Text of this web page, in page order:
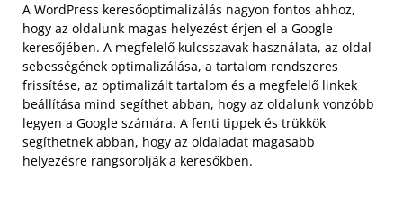
A WordPress keresőoptimalizálás nagyon fontos ahhoz,
hogy az oldalunk magas helyezést érjen el a Google
keresőjében. A megfelelő kulcsszavak használata, az oldal
sebességének optimalizálása, a tartalom rendszeres
frissítése, az optimalizált tartalom és a megfelelő linkek
beállítása mind segíthet abban, hogy az oldalunk vonzóbb
legyen a Google számára. A fenti tippek és trükkök
segíthetnek abban, hogy az oldaladat magasabb
helyezésre rangsorolják a keresőkben.